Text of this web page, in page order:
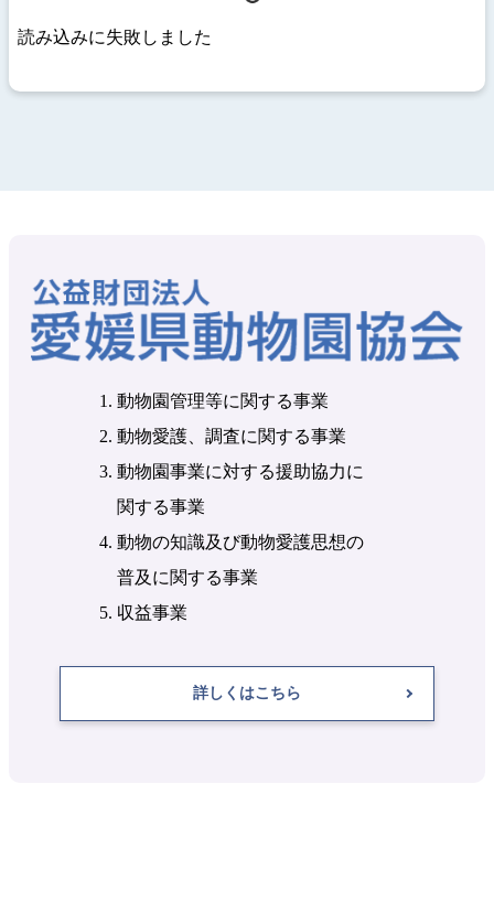
読み込みに失敗しました
動物園管理等に関する事業
動物愛護、調査に関する事業
動物園事業に対する援助協力に
関する事業
動物の知識及び動物愛護思想の
普及に関する事業
収益事業
詳しくはこちら